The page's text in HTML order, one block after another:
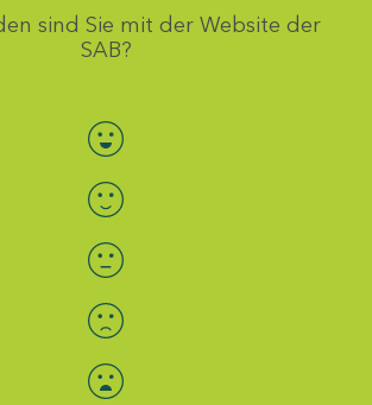
sind Sie mit der Website der
SAB?
Bewertung auswählen